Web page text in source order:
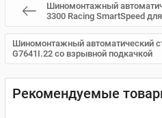
Шиномонтажный
3300 Racing SmartSpeed
Шиномонтажный автоматический
G7641I.22 со взрывной подкачкой
Рекомендуемые